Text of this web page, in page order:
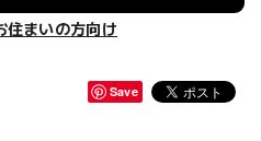
住まいの方向け
Save